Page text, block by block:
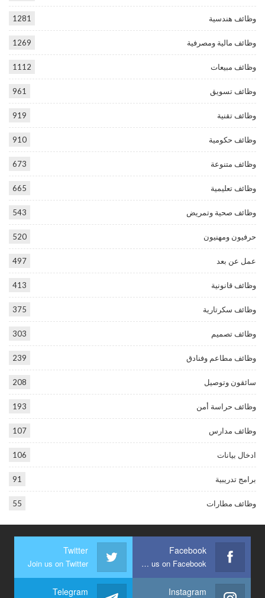
وظائف هندسية 1281
وظائف مالية ومصرفية 1269
وظائف مبيعات 1112
وظائف تسويق 961
وظائف تقنية 919
وظائف حكومية 910
وظائف متنوعة 673
وظائف تعليمية 665
وظائف صحية وتمريض 543
حرفيون ومهنيون 520
عمل عن بعد 497
وظائف قانونية 413
وظائف سكرتارية 375
وظائف تصميم 303
وظائف مطاعم وفنادق 239
سائقون وتوصيل 208
وظائف حراسة أمن 193
وظائف مدارس 107
ادخال بيانات 106
برامج تدريبية 91
وظائف مطارات 55
Facebook
Join us on Facebook
Twitter
Join us on Twitter
Instagram
Telegram